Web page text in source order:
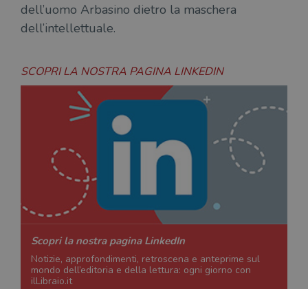
dell’uomo Arbasino dietro la maschera
dell’intellettuale.
SCOPRI LA NOSTRA PAGINA LINKEDIN
Scopri la nostra pagina LinkedIn
Notizie, approfondimenti, retroscena e anteprime sul
mondo dell’editoria e della lettura: ogni giorno con
ilLibraio.it